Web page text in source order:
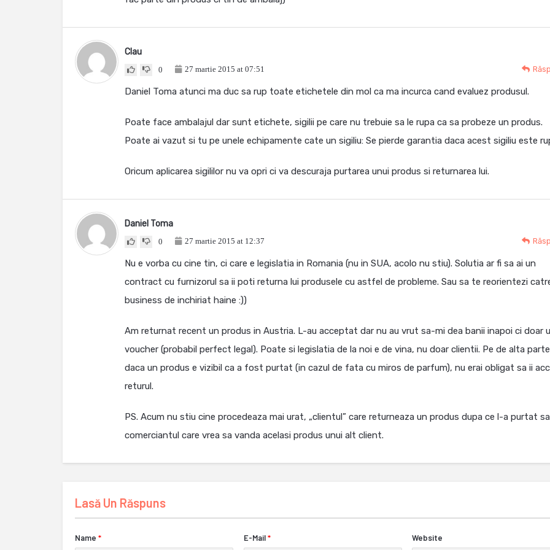
Clau
0 27 martie 2015 at 07:51
Daniel Toma atunci ma duc sa rup toate etichetele din mol ca ma incurca cand evaluez produsul.
Poate face ambalajul dar sunt etichete, sigilii pe care nu trebuie sa le rupa ca sa probeze un produs.
Poate ai vazut si tu pe unele echipamente cate un sigiliu: Se pierde garantia daca acest sigiliu este
Oricum aplicarea sigililor nu va opri ci va descuraja purtarea unui produs si returnarea lui.
Daniel Toma
0 27 martie 2015 at 12:37
Nu e vorba cu cine tin, ci care e legislatia in Romania (nu in SUA, acolo nu stiu). Solutia ar fi sa ai un
contract cu furnizorul sa ii poti returna lui produsele cu astfel de probleme. Sau sa te reorientezi
business de inchiriat haine :))
Am returnat recent un produs in Austria. L-au acceptat dar nu au vrut sa-mi dea banii inapoi ci doar
voucher (probabil perfect legal). Poate si legislatia de la noi e de vina, nu doar clientii. Pe de alta
daca un produs e vizibil ca a fost purtat (in cazul de fata cu miros de parfum), nu erai obligat sa ii
returul.
PS. Acum nu stiu cine procedeaza mai urat, „clientul” care returneaza un produs dupa ce l-a purtat
comerciantul care vrea sa vanda acelasi produs unui alt client.
Lasă Un Răspuns
Name * E-Mail * Website